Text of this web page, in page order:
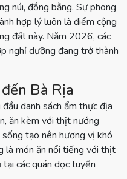
núi, đồng bằng. Sự phong
hợp lý luôn là điểm cộng
đất này. Năm 2026, các
nghỉ dưỡng đang trở thành
Bà Rịa
danh sách ẩm thực địa
ăn kèm với thịt nướng
tạo nên hương vị khó
là món ăn nổi tiếng với thịt
các quán dọc tuyến